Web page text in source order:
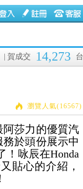
| 賀成交 14,273 台
瀏覽人氣(16567)
阿莎力的優質汽
於頭份展示中
！咏辰在Honda
貼心的介紹，